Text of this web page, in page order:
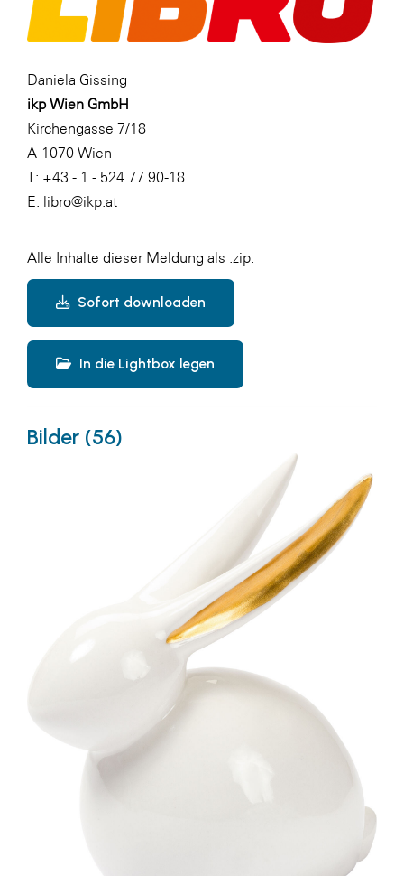
Daniela Gissing
ikp Wien GmbH
Kirchengasse 7/18
A-1070 Wien
T: +43 - 1 - 524 77 90-18
E: libro@ikp.at
Alle Inhalte dieser Meldung als .zip:
Sofort downloaden
In die Lightbox legen
Bilder (56)